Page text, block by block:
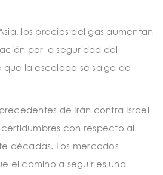
los precios del gas aumentan
por la seguridad del
que la escalada se salga de
de Irán contra Israel
con respecto al
décadas. Los mercados
el camino a seguir es una